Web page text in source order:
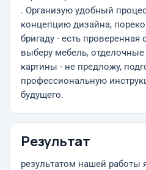
. Организую удобный
концепцию дизайна,
бригаду - есть
выберу мебель,
картины - не предложу,
профессиональную
будущего.
Результат
результатом нашей работы